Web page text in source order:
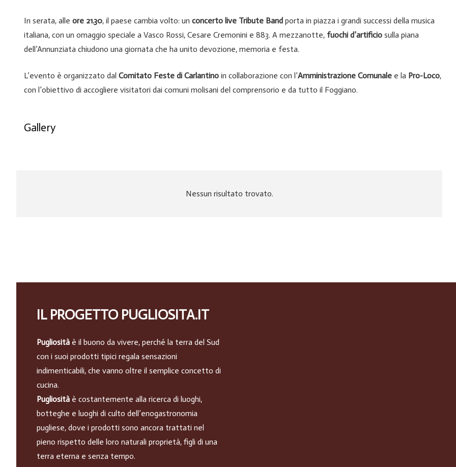
In serata, alle ore 21.30, il paese cambia volto: un concerto live Tribute Band porta in piazza i grandi successi della musica
italiana, con un omaggio speciale a Vasco Rossi, Cesare Cremonini e 883. A mezzanotte, fuochi d’artificio sulla piana
dell’Annunziata chiudono una giornata che ha unito devozione, memoria e festa.
L’evento è organizzato dal Comitato Feste di Carlantino in collaborazione con l’Amministrazione Comunale e la Pro-Loco,
con l’obiettivo di accogliere visitatori dai comuni molisani del comprensorio e da tutto il Foggiano.
Gallery
Nessun risultato trovato.
IL PROGETTO PUGLIOSITA.IT
Pugliosità è il buono da vivere, perché la terra del Sud
con i suoi prodotti tipici regala sensazioni
indimenticabili, che vanno oltre il semplice concetto di
cucina.
Pugliosità è costantemente alla ricerca di luoghi,
botteghe e luoghi di culto dell’enogastronomia
pugliese, dove i prodotti sono ancora trattati nel
pieno rispetto delle loro naturali proprietà, figli di una
terra eterna e senza tempo.